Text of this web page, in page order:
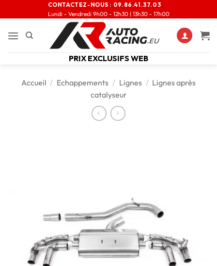
CONTACTEZ-NOUS : 09.86.41.37.03
Lundi - Vendredi 9h00 - 12h30 | 13h30 - 17h00
PRIX EXCLUSIFS WEB
Accueil / Echappements / Lignes / Lignes après
catalyseur